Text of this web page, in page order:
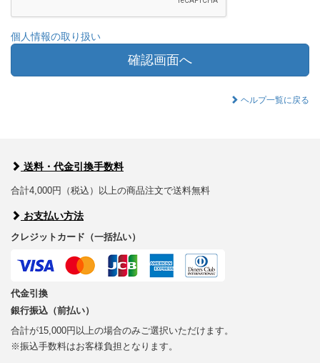
個人情報の取り扱い
確認画面へ
ヘルプ一覧に戻る
送料・代金引換手数料
合計4,000円（税込）以上の商品注文で送料無料
お支払い方法
クレジットカード（一括払い）
代金引換
銀行振込（前払い）
合計が15,000円以上の場合のみご選択いただけます。
※振込手数料はお客様負担となります。